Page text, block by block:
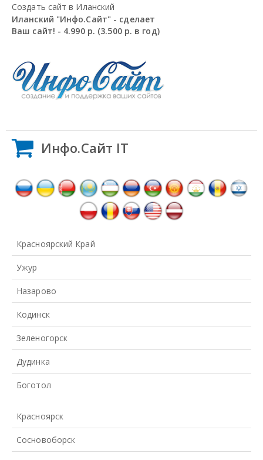
Создать сайт в Иланский
Иланский "Инфо.Сайт" - сделает
Ваш сайт! - 4.990 р. (3.500 р. в год)
Инфо.Сайт IT
Красноярский Край
Ужур
Назарово
Кодинск
Зеленогорск
Дудинка
Боготол
Красноярск
Сосновоборск